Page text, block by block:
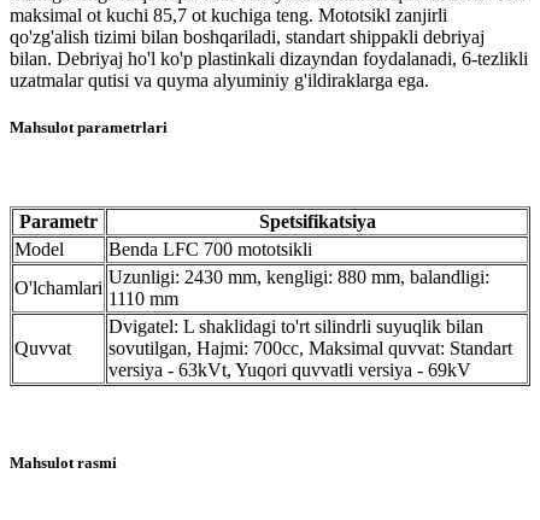
maksimal ot kuchi 85,7 ot kuchiga teng. Mototsikl zanjirli
qo'zg'alish tizimi bilan boshqariladi, standart shippakli debriyaj
bilan. Debriyaj ho'l ko'p plastinkali dizayndan foydalanadi, 6-tezlikli
uzatmalar qutisi va quyma alyuminiy g'ildiraklarga ega.
Mahsulot parametrlari
Parametr
Spetsifikatsiya
Model
Benda LFC 700 mototsikli
O'lchamlari
Uzunligi: 2430 mm, kengligi: 880 mm, balandligi:
1110 mm
Quvvat
Dvigatel: L shaklidagi to'rt silindrli suyuqlik bilan
sovutilgan, Hajmi: 700cc, Maksimal quvvat: Standart
versiya - 63kVt, Yuqori quvvatli versiya - 69kV
Mahsulot rasmi